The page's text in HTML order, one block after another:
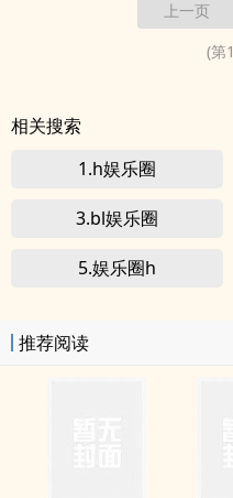
上一页
(第1
相关搜索
1.h娱乐圈
3.bl娱乐圈
5.娱乐圈h
推荐阅读